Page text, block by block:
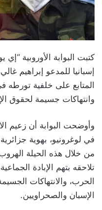
كتبت البوابة الأوروبية “إي
إسبانيا للمدعو إبراهيم
المتابع على خلفية تورطه
وانتهاكات جسيمة لحقوق
وأوضحت البوابة أن زعيم
في لوغرونيو، بهوية
من خلال هذه الحيلة الهروب
تلاحقه بتهم الإبادة
الحرب، والانتهاكات
الإسبان والصحراويين.